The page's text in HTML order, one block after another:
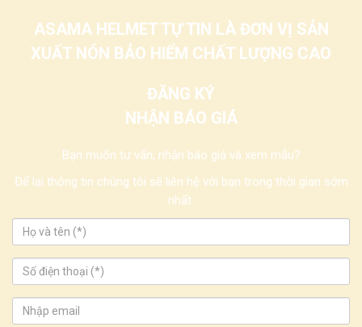
ASAMA HELMET TỰ TIN LÀ ĐƠN VỊ SẢN
XUẤT NÓN BẢO HIỂM CHẤT LƯỢNG CAO
ĐĂNG KÝ
NHẬN BÁO GIÁ
Bạn muốn tư vấn, nhận báo giá và xem mẫu?
Để lại thông tin chúng tôi sẽ liên hệ với bạn trong thời gian sớm
nhất.